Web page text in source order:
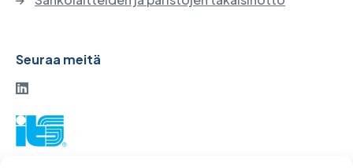
Seuraa meitä